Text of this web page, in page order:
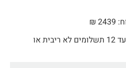
₪
ניתן לשלם בכרטיס אשראי עד 12 תשלומים לא ריבית או